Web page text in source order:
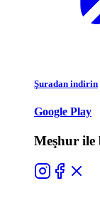
Şuradan indirin
Google Play
Meşhur ile